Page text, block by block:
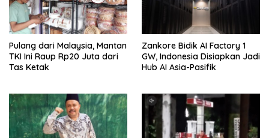
Pulang dari Malaysia, Mantan
TKI Ini Raup Rp20 Juta dari
Tas Ketak
Zankore Bidik AI Factory 1
GW, Indonesia Disiapkan Jadi
Hub AI Asia-Pasifik